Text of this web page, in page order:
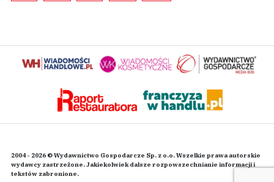
2004 - 2026 © Wydawnictwo Gospodarcze Sp. z o.o. Wszelkie prawa autorskie
wydawcy zastrzeżone. Jakiekolwiek dalsze rozpowszechnianie informacji i
tekstów zabronione.